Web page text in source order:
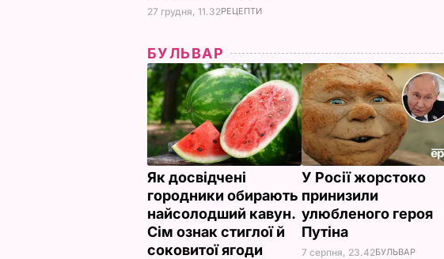
27 грудня, 11.32РЕЦЕПТИ
БУЛЬВАР
Як досвідчені
городники обирають
найсолодший кавун.
Сім ознак стиглої й
соковитої ягоди
У Росії жорстоко
принизили
улюбленого героя
Путіна
7 серпня, 23.42БУЛЬВАР